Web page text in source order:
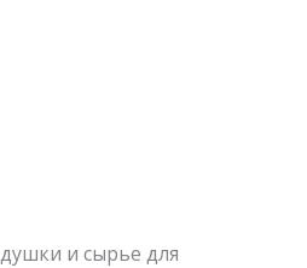
и сырье для